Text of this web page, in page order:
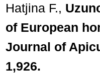
Hatjina F.,
of European
Journal of
1,926.